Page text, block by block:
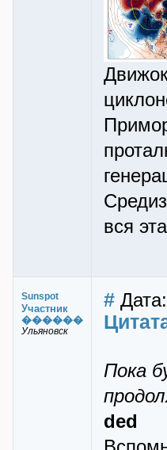
вся
Sunspot
Участник
������
Ульяновск
#
Пока
ded